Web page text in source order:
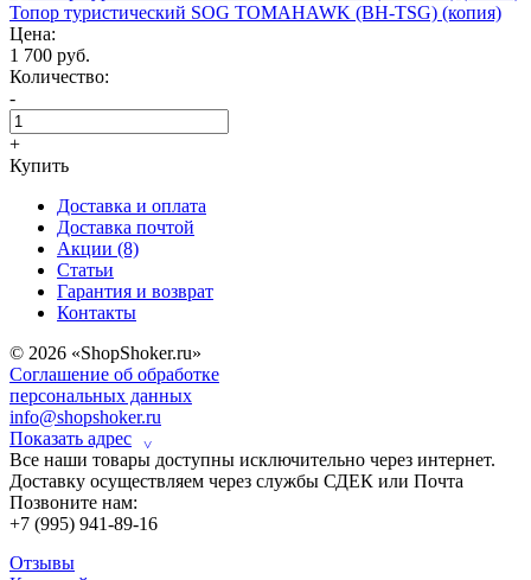
Топор туристический SOG TOMAHAWK (BH-TSG) (копия)
Цена:
1 700 руб.
Количество:
-
+
Купить
Доставка и оплата
Доставка почтой
Акции (8)
Статьи
Гарантия и возврат
Контакты
© 2026 «ShopShoker.ru»
Соглашение об обработке
персональных данных
info@shopshoker.ru
Показать адрес
˅
Все наши товары доступны исключительно через интернет.
Доставку осуществляем через службы СДЕК или Почта
Позвоните нам:
+7 (995) 941-89-16
Отзывы